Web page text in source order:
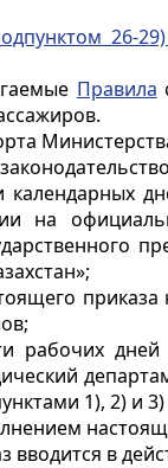
26-
Правила
календарных
на
приказа
рабочих дней
1), 2) и
вводится в